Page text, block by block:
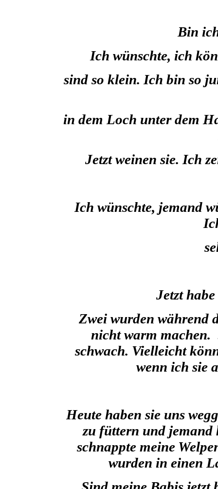
Bin
Ich wünschte, ich
sind so klein. Ich bin so
in dem Loch unter dem
Jetzt weinen sie. Ich
Ich wünschte, jemand
Jetzt
Zwei wurden während
nicht warm machen.
schwach. Vielleicht
wenn ich sie
Heute haben sie uns
zu füttern und jemand
schnappte meine
wurden in einen